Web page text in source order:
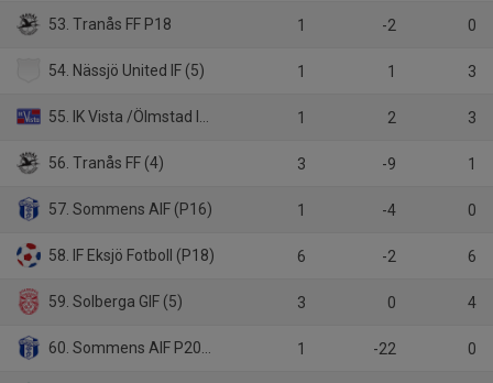
53. Tranås FF P18 1 -2 0
54. Nässjö United IF (5) 1 1 3
55. IK Vista /Ölmstad IS P18 1 2 3
56. Tranås FF (4) 3 -9 1
57. Sommens AIF (P16) 1 -4 0
58. IF Eksjö Fotboll (P18) 6 -2 6
59. Solberga GIF (5) 3 0 4
60. Sommens AIF P2012 1 -22 0